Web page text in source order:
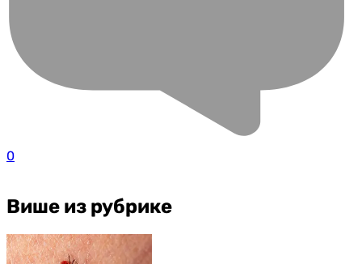
0
Више из рубрике